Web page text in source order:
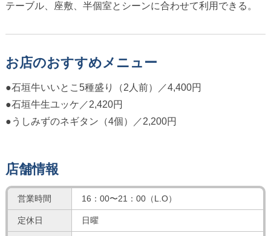
テーブル、座敷、半個室とシーンに合わせて利用できる。
お店のおすすめメニュー
●石垣牛いいとこ5種盛り（2人前）／4,400円
●石垣牛生ユッケ／2,420円
●うしみずのネギタン（4個）／2,200円
店舗情報
営業時間 16：00〜21：00（L.O）
定休日 日曜